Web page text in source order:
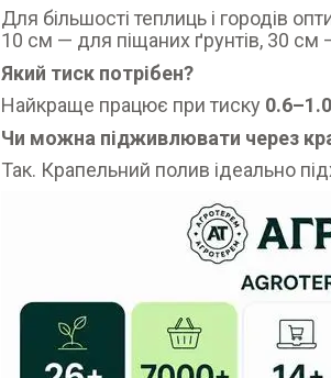
Для більшості теплиць і городів
10 см — для піщаних ґрунтів, 30 см
Який тиск потрібен?
Найкраще працює при тиску
Чи можна підживлювати через
Так. Крапельний полив ідеально